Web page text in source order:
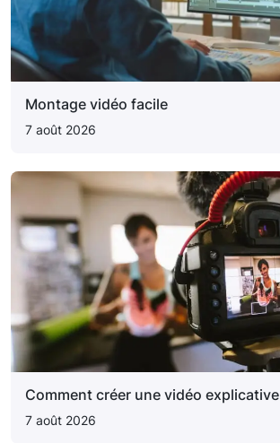
Montage vidéo facile
7 août 2026
Comment créer une vidéo explicative
7 août 2026